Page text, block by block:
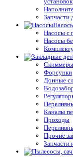
Запчасти
Насосы с
Насосы
Скиммеры
Форсунки
Донные
Каналы
Проходы
Прочие
Запчасти